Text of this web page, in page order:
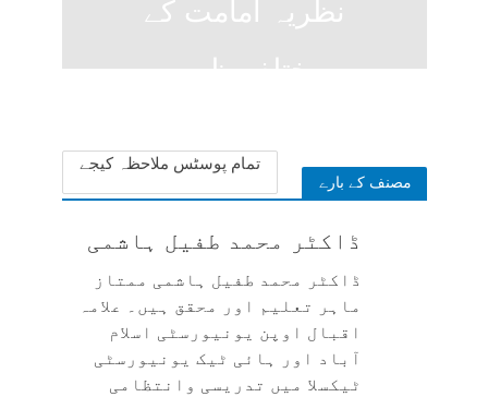
نظریہ امامت کے
مختلف ظہور
مصنف کے بارے
تمام پوسٹس ملاحظہ کیجے
ڈاکٹر محمد طفیل ہاشمی
ڈاکٹر محمد طفیل ہاشمی ممتاز
ماہر تعلیم اور محقق ہیں۔ علامہ
اقبال اوپن یونیورسٹی اسلام
آباد اور ہائی ٹیک یونیورسٹی
ٹیکسلا میں تدریسی وانتظامی